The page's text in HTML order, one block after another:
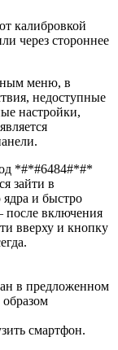
калибровкой
через стороннее
меню, в
недоступные
настройки,
*#*#6484#*#*
зайти в
ядра и быстро
после включения
вверху и кнопку
в предложенном
смартфон.